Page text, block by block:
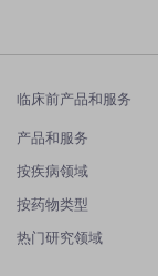
临床前产品和服务
产品和服务
按疾病领域
按药物类型
热门研究领域